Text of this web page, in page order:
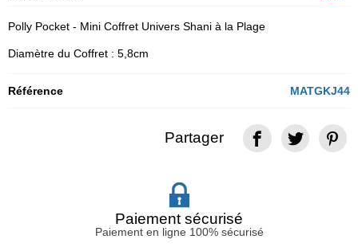
Polly Pocket - Mini Coffret Univers Shani à la Plage
Diamètre du Coffret : 5,8cm
Référence MATGKJ44
Partager
Paiement sécurisé
Paiement en ligne 100% sécurisé